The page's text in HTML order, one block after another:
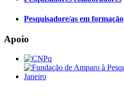
Pesquisadore/as em formação
Apoio